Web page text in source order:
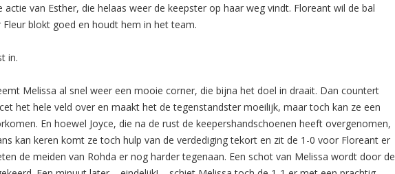
actie van Esther, die helaas weer de keepster op haar weg vindt. Floreant wil de bal
blokt goed en houdt hem in het team.
in.
Melissa al snel weer een mooie corner, die bijna het doel in draait. Dan countert
het hele veld over en maakt het de tegenstandster moeilijk, maar toch kan ze een
En hoewel Joyce, die na de rust de keepershandschoenen heeft overgenomen,
kan keren komt ze toch hulp van de verdediging tekort en zit de 1-0 voor Floreant er
de meiden van Rohda er nog harder tegenaan. Een schot van Melissa wordt door de